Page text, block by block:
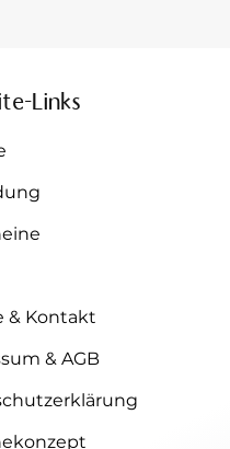
Links
& Kontakt
& AGB